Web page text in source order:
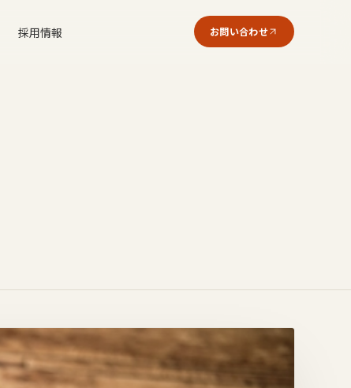
採用情報 お問い合わせ